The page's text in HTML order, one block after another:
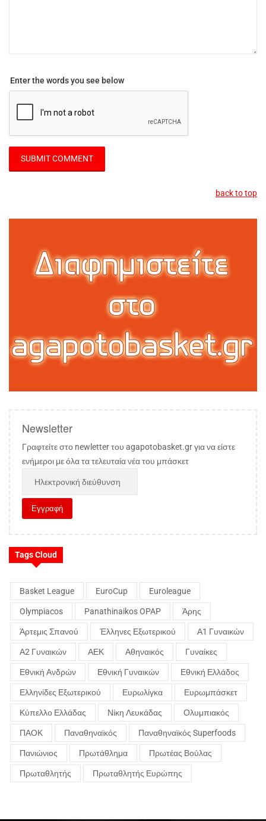
Enter the words you see below
back to top
Newsletter
Γραφτείτε στο newletter του agapotobasket.gr για να είστε
ενήμεροι με όλα τα τελευταία νέα του μπάσκετ
Tags Cloud
Basket League EuroCup Euroleague
Olympiacos Panathinaikos OPAP Άρης
Άρτεμις Σπανού Έλληνες Εξωτερικού Α1 Γυναικών
Α2 Γυναικών ΑΕΚ Αθηναικός Γυναίκες
Εθνική Ανδρών Εθνική Γυναικών Εθνική Ελλάδος
Ελληνίδες Εξωτερικού Ευρωλίγκα Ευρωμπάσκετ
Κύπελλο Ελλάδας Νίκη Λευκάδας Ολυμπιακός
ΠΑΟΚ Παναθηναϊκός Παναθηναϊκός Superfoods
Πανιώνιος Πρωτάθλημα Πρωτέας Βούλας
Πρωταθλητής Πρωταθλητής Ευρώπης